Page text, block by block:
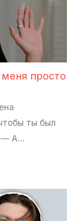
просто
ты был
— А…